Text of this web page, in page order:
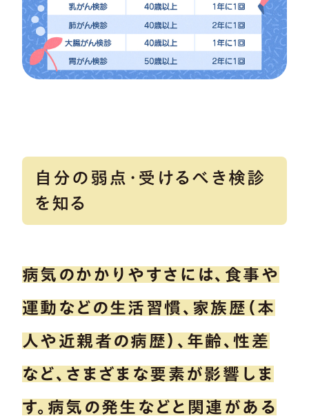
自分の弱点・受けるべき検診
を知る
病気のかかりやすさには、食事や
運動などの生活習慣、家族歴（本
人や近親者の病歴）、年齢、性差
など、さまざまな要素が影響しま
す。病気の発生などと関連がある